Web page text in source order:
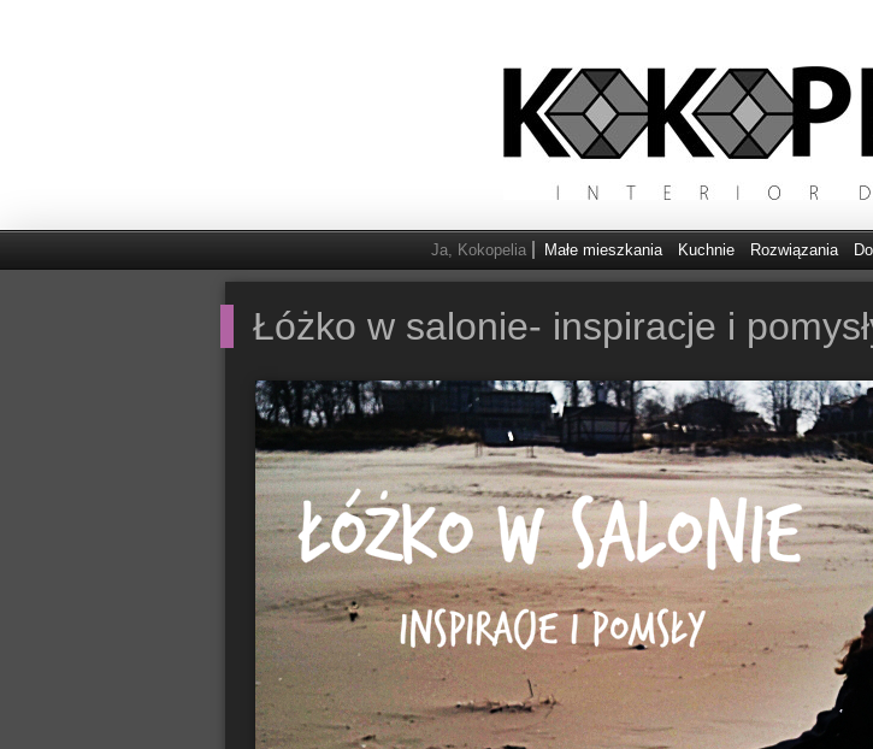
Ja, Kokopelia Małe mieszkania Kuchnie Rozwiązania
Łóżko w salonie- inspiracje i